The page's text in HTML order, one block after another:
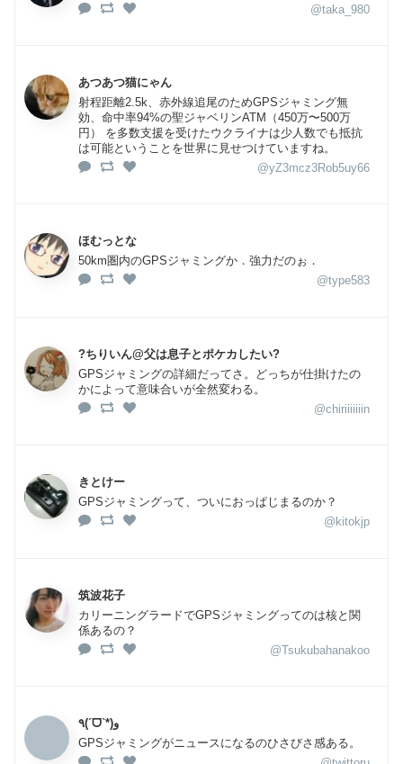
@taka_980
あつあつ猫にゃん
射程距離2.5k、赤外線追尾のためGPSジャミング無
効、命中率94%の聖ジャベリンATM（450万〜500万
円） を多数支援を受けたウクライナは少人数でも抵抗
は可能ということを世界に見せつけていますね。
@yZ3mcz3Rob5uy66
ほむっとな
50km圏内のGPSジャミングか．強力だのぉ．
@type583
?ちりいん@父は息子とポケカしたい?
GPSジャミングの詳細だってさ。どっちが仕掛けたの
かによって意味合いが全然変わる。
@chiriiiiiiin
きとけー
GPSジャミングって、ついにおっぱじまるのか？
@kitokjp
筑波花子
カリーニングラードでGPSジャミングってのは核と関
係あるの？
@Tsukubahanakoo
٩(ˊᗜˋ*)و
GPSジャミングがニュースになるのひさびさ感ある。